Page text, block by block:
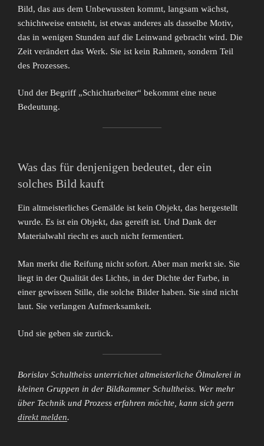
Bild, das aus dem Unbewussten kommt, langsam wächst,
schichtweise entsteht, ist etwas anderes als dasselbe Motiv,
das in wenigen Stunden auf die Leinwand gebracht wird. Die
Zeit verändert das Werk. Sie ist kein Rahmen, sondern Teil
des Prozesses.
Und der Begriff „Schichtarbeiter“ bekommt eine neue
Bedeutung.
Was das für denjenigen bedeutet, der ein
solches Bild kauft
Ein altmeisterliches Gemälde ist kein Objekt, das hergestellt
wurde. Es ist ein Objekt, das gereift ist. Und Dank der
Materialwahl riecht es auch nicht fermentiert.
Man merkt die Reifung nicht sofort. Aber man merkt sie. Sie
liegt in der Qualität des Lichts, in der Dichte der Farbe, in
einer gewissen Stille, die solche Bilder haben. Sie sind nicht
laut. Sie verlangen Aufmerksamkeit.
Und sie geben sie zurück.
Borislav Schultheiss unterrichtet altmeisterliche Ölmalerei in
kleinen Gruppen in der Bildkammer Schultheiss. Wer mehr
über Technik und Prozess erfahren möchte, kann sich gern
direkt melden.